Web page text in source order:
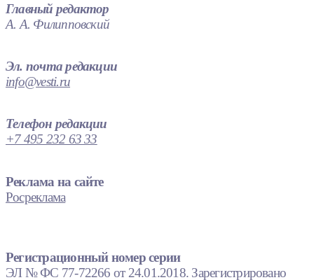
Главный редактор
А. А. Филипповский
Эл. почта редакции
info@vesti.ru
Телефон редакции
+7 495 232 63 33
Реклама на сайте
Росреклама
Регистрационный номер серии
ЭЛ № ФС 77-72266 от 24.01.2018. Зарегистрировано